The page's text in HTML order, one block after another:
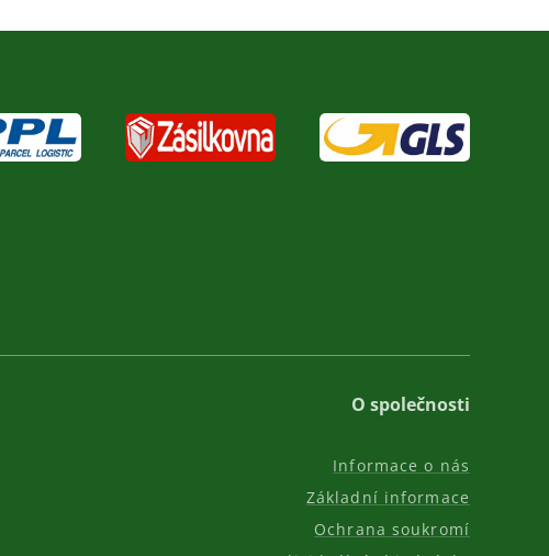
O společnosti
Informace o nás
Základní informace
Ochrana soukromí